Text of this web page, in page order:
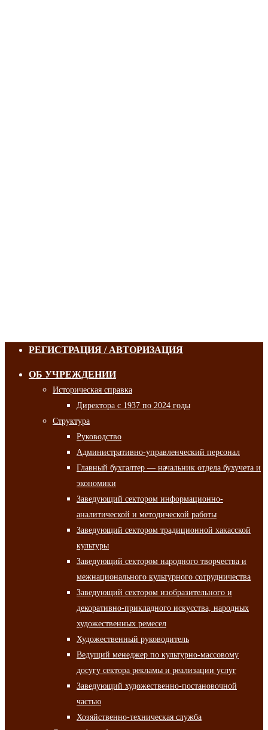
РЕГИСТРАЦИЯ / АВТОРИЗАЦИЯ
ОБ УЧРЕЖДЕНИИ
Историческая справка
Директора с 1937 по 2024 годы
Структура
Руководство
Административно-управленческий персонал
Главный бухгалтер — начальник отдела бухучета и
экономики
Заведующий сектором информационно-
аналитической и методической работы
Заведующий сектором традиционной хакасской
культуры
Заведующий сектором народного творчества и
межнационального культурного сотрудничества
Заведующий сектором изобразительного и
декоративно-прикладного искусства, народных
художественных ремесел
Художественный руководитель
Ведущий менеджер по культурно-массовому
досугу сектора рекламы и реализации услуг
Заведующий художественно-постановочной
частью
Хозяйственно-техническая служба